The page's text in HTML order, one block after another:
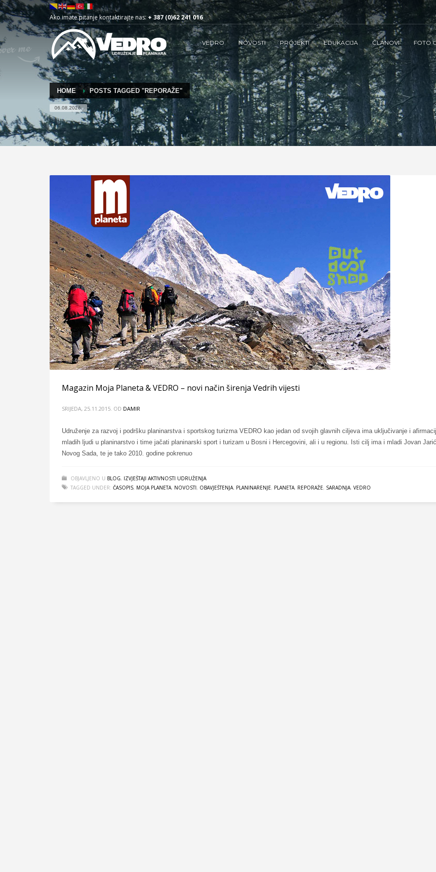
Ako imate pitanje kontaktirajte nas: + 387 (0)62 241 016
VEDRO NOVOSTI PROJEKTI EDUKACIJA ČLANOVI FOTO
HOME POSTS TAGGED "REPORAŽE"
06.08.2026.
Magazin Moja Planeta & VEDRO – novi način širenja Vedrih vijesti
SRIJEDA, 25.11.2015. OD DAMIR
Udruženje za razvoj i podršku planinarstva i sportskog turizma VEDRO kao jedan od svojih glavnih ciljeva ima uključivanje i
mladih ljudi u planinarstvo i time jačati planinarski sport i turizam u Bosni i Hercegovini, ali i u regionu. Isti cilj ima i mladi Jovan
Novog Sada, te je tako 2010. godine pokrenuo
OBJAVLJENO U BLOG, IZVJEŠTAJI AKTIVNOSTI UDRUŽENJA
TAGGED UNDER: ČASOPIS, MOJA PLANETA, NOVOSTI, OBAVJEŠTENJA. PLANINARENJE, PLANETA, REPORAŽE, SARADNJA, VEDRO